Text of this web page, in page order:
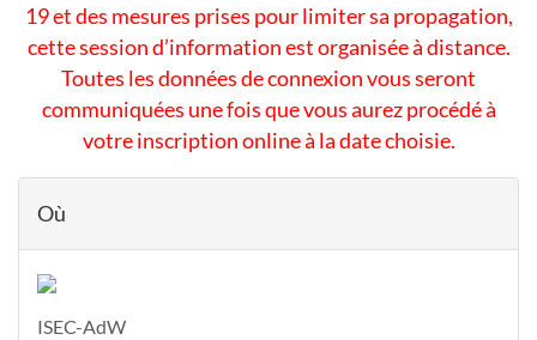
19 et des mesures prises pour limiter sa propagation,
cette session d’information est organisée à distance.
Toutes les données de connexion vous seront
communiquées une fois que vous aurez procédé à
votre inscription online à la date choisie.
Où
ISEC-AdW